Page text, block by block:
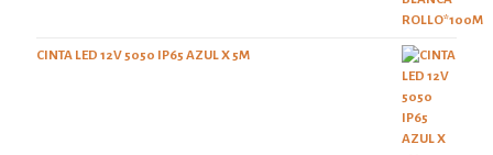
CINTA LED 12V 5050 IP65 AZUL X 5M